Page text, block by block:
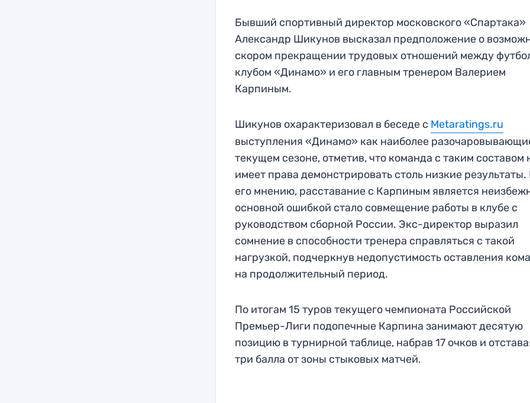
Бывший спортивный директор московского «Спартака»
Александр Шикунов высказал предположение о
скором прекращении трудовых отношений между
клубом «Динамо» и его главным тренером Валерием
Карпиным.
Шикунов охарактеризовал в беседе с Metaratings.ru
выступления «Динамо» как наиболее
текущем сезоне, отметив, что команда с таким составом
имеет права демонстрировать столь низкие результаты.
его мнению, расставание с Карпиным является
основной ошибкой стало совмещение работы в клубе с
руководством сборной России. Экс-директор выразил
сомнение в способности тренера справляться с такой
нагрузкой, подчеркнув недопустимость оставления
на продолжительный период.
По итогам 15 туров текущего чемпионата Российской
Премьер-Лиги подопечные Карпина занимают десятую
позицию в турнирной таблице, набрав 17 очков и
три балла от зоны стыковых матчей.